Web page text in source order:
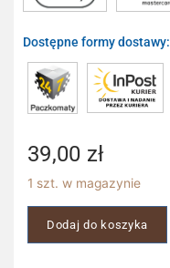
Dostępne formy dostawy:
39,00 zł
1 szt. w magazynie
Dodaj do koszyka